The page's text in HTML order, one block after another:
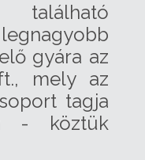
gyára az
mely az
tagja
- köztük